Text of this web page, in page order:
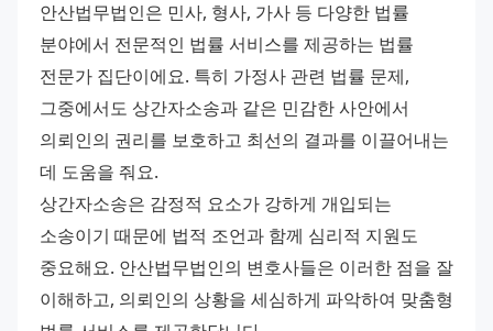
안산법무법인은 민사, 형사, 가사 등 다양한 법률
분야에서 전문적인 법률 서비스를 제공하는 법률
전문가 집단이에요. 특히 가정사 관련 법률 문제,
그중에서도 상간자소송과 같은 민감한 사안에서
의뢰인의 권리를 보호하고 최선의 결과를 이끌어내는
데 도움을 줘요.
상간자소송은 감정적 요소가 강하게 개입되는
소송이기 때문에 법적 조언과 함께 심리적 지원도
중요해요. 안산법무법인의 변호사들은 이러한 점을 잘
이해하고, 의뢰인의 상황을 세심하게 파악하여 맞춤형